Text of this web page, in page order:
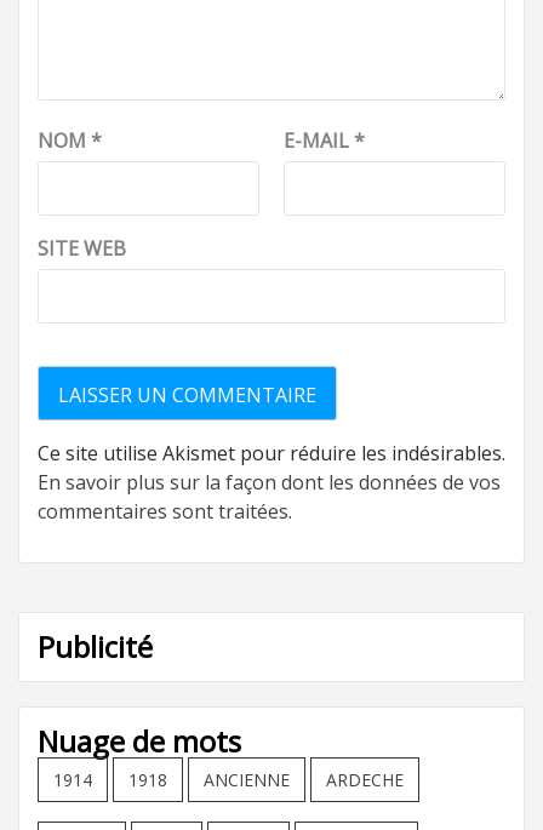
NOM * E-MAIL*
SITE WEB
Ce site utilise Akismet pour réduire les indésirables.
En savoir plus sur la façon dont les données de vos
commentaires sont traitées.
Publicité
Nuage de mots
1914 1918 ANCIENNE ARDECHE